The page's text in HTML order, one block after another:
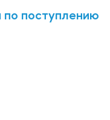
поступлению